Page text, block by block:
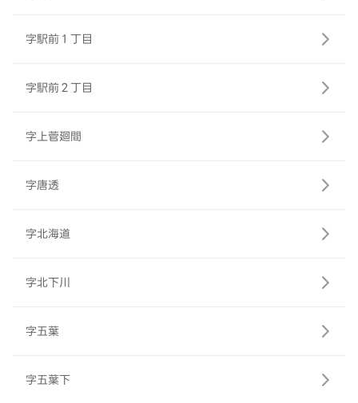
字駅前１丁目
字駅前２丁目
字上菅廻間
字唐透
字北海道
字北下川
字五葉
字五葉下